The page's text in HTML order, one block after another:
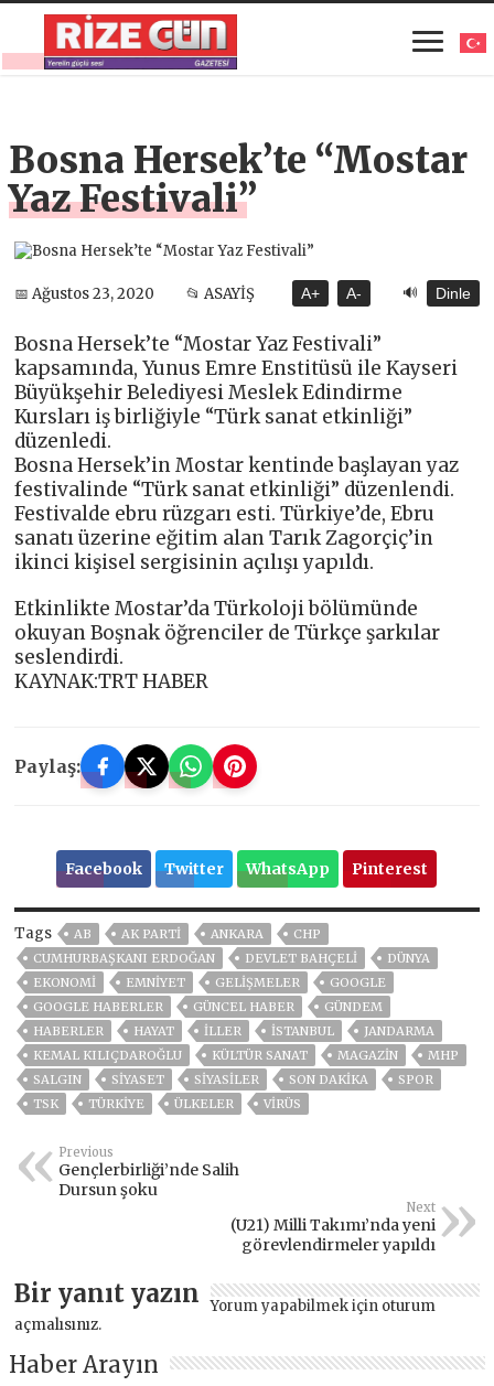
Bosna Hersek’te “Mostar
Yaz Festivali”
📅 Ağustos 23, 2020 📂 ASAYİŞ A+ A- 🔊 Dinle
Bosna Hersek’te “Mostar Yaz Festivali”
kapsamında, Yunus Emre Enstitüsü ile Kayseri
Büyükşehir Belediyesi Meslek Edindirme
Kursları iş birliğiyle “Türk sanat etkinliği”
düzenledi.
Bosna Hersek’in Mostar kentinde başlayan yaz
festivalinde “Türk sanat etkinliği” düzenlendi.
Festivalde ebru rüzgarı esti. Türkiye’de, Ebru
sanatı üzerine eğitim alan Tarık Zagorçiç’in
ikinci kişisel sergisinin açılışı yapıldı.
Etkinlikte Mostar’da Türkoloji bölümünde
okuyan Boşnak öğrenciler de Türkçe şarkılar
seslendirdi.
KAYNAK:TRT HABER
Paylaş:
Facebook Twitter WhatsApp Pinterest
Tags AB AK PARTİ ANKARA
CHP
CUMHURBAŞKANI ERDOĞAN
DEVLET BAHÇELİ
DÜNYA
EKONOMİ
EMNİYET GELIŞMELER
GOOGLE
GOOGLE HABERLER
GÜNCEL HABER
GÜNDEM
HABERLER
HAYAT İLLER ISTANBUL
JANDARMA
KEMAL KILIÇDAROĞLU
KÜLTÜR SANAT MAGAZİN
MHP
SALGIN
SİYASET SİYASİLER SON DAKIKA
SPOR
TSK
TÜRKİYE ÜLKELER VIRÜS
Previous
Gençlerbirliği’nde Salih
Dursun şoku
Next
(U21) Milli Takımı’nda yeni
görevlendirmeler yapıldı
Bir yanıt yazın Yorum yapabilmek için oturum
açmalısınız.
Haber Arayın